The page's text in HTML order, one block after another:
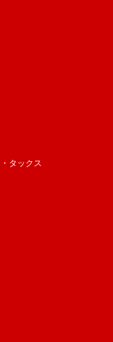
タックス